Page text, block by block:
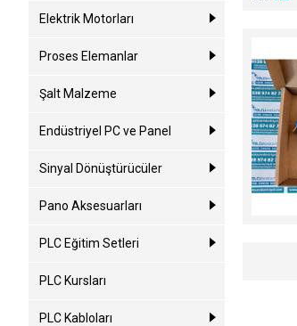
Elektrik Motorları
Proses Elemanlar
Şalt Malzeme
Endüstriyel PC ve Panel
Sinyal Dönüştürücüler
Pano Aksesuarları
PLC Eğitim Setleri
PLC Kursları
PLC Kabloları